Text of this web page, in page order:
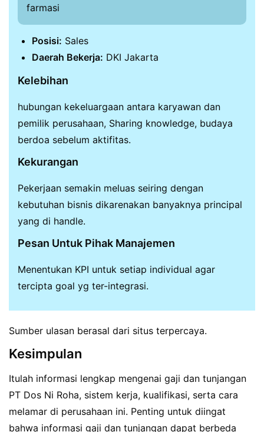
farmasi
Posisi: Sales
Daerah Bekerja: DKI Jakarta
Kelebihan
hubungan kekeluargaan antara karyawan dan
pemilik perusahaan, Sharing knowledge, budaya
berdoa sebelum aktifitas.
Kekurangan
Pekerjaan semakin meluas seiring dengan
kebutuhan bisnis dikarenakan banyaknya principal
yang di handle.
Pesan Untuk Pihak Manajemen
Menentukan KPI untuk setiap individual agar
tercipta goal yg ter-integrasi.
Sumber ulasan berasal dari situs terpercaya.
Kesimpulan
Itulah informasi lengkap mengenai gaji dan tunjangan
PT Dos Ni Roha, sistem kerja, kualifikasi, serta cara
melamar di perusahaan ini. Penting untuk diingat
bahwa informasi gaji dan tunjangan dapat berbeda